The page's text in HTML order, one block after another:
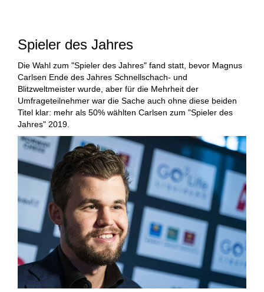
Spieler des Jahres
Die Wahl zum "Spieler des Jahres" fand statt, bevor Magnus
Carlsen Ende des Jahres Schnellschach- und
Blitzweltmeister wurde, aber für die Mehrheit der
Umfrageteilnehmer war die Sache auch ohne diese beiden
Titel klar: mehr als 50% wählten Carlsen zum "Spieler des
Jahres" 2019.